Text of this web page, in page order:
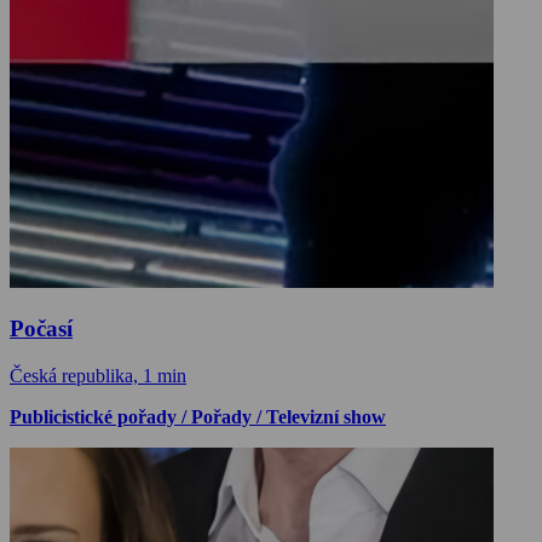
Počasí
Česká republika, 1 min
Publicistické pořady / Pořady / Televizní show